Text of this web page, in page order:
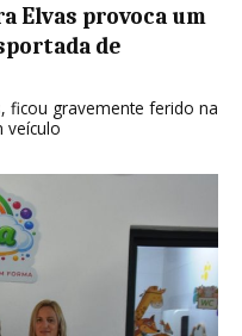
Elvas provoca um
de
ficou gravemente ferido na
veículo